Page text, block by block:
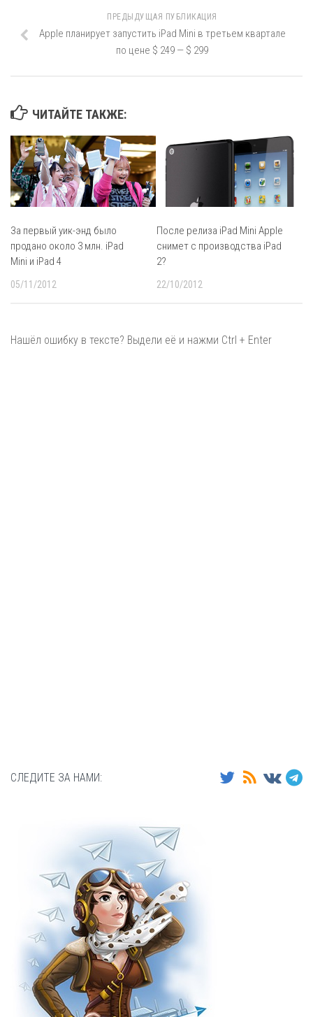
ПРЕДЫДУЩАЯ ПУБЛИКАЦИЯ
Apple планирует запустить iPad Mini в третьем квартале
по цене $ 249 — $ 299
ЧИТАЙТЕ ТАКЖЕ:
За первый уик-энд было
продано около 3 млн. iPad
Mini и iPad 4
05/11/2012
После релиза iPad Mini Apple
снимет с производства iPad
2?
22/10/2012
Нашёл ошибку в тексте? Выдели её и нажми Ctrl + Enter
СЛЕДИТЕ ЗА НАМИ: